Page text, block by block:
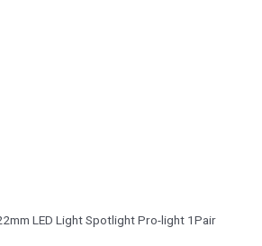
LED Light Spotlight Pro-light 1Pair